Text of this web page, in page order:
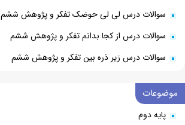
سوالات درس لی لی حوضک تفکر و پژوهش ششم‌
سوالات درس از کجا بدانم تفکر و پژوهش ششم‌
سوالات درس زیر ذره بین تفکر و پژوهش ششم‌
موضوعات
پایه دوم